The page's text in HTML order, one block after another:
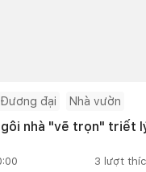
đại Nhà vườn
nhà "vẽ trọn" triết
3 lượt